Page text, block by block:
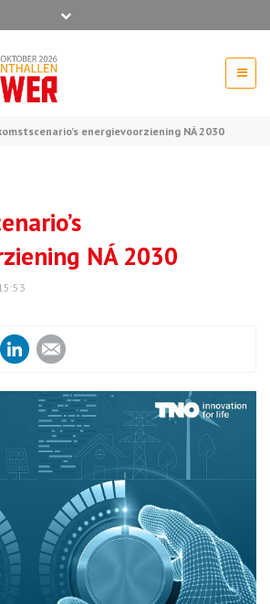
beurs@54events.nl
energievoorziening NÁ 2030
NÁ 2030
Twitter LinkedIn